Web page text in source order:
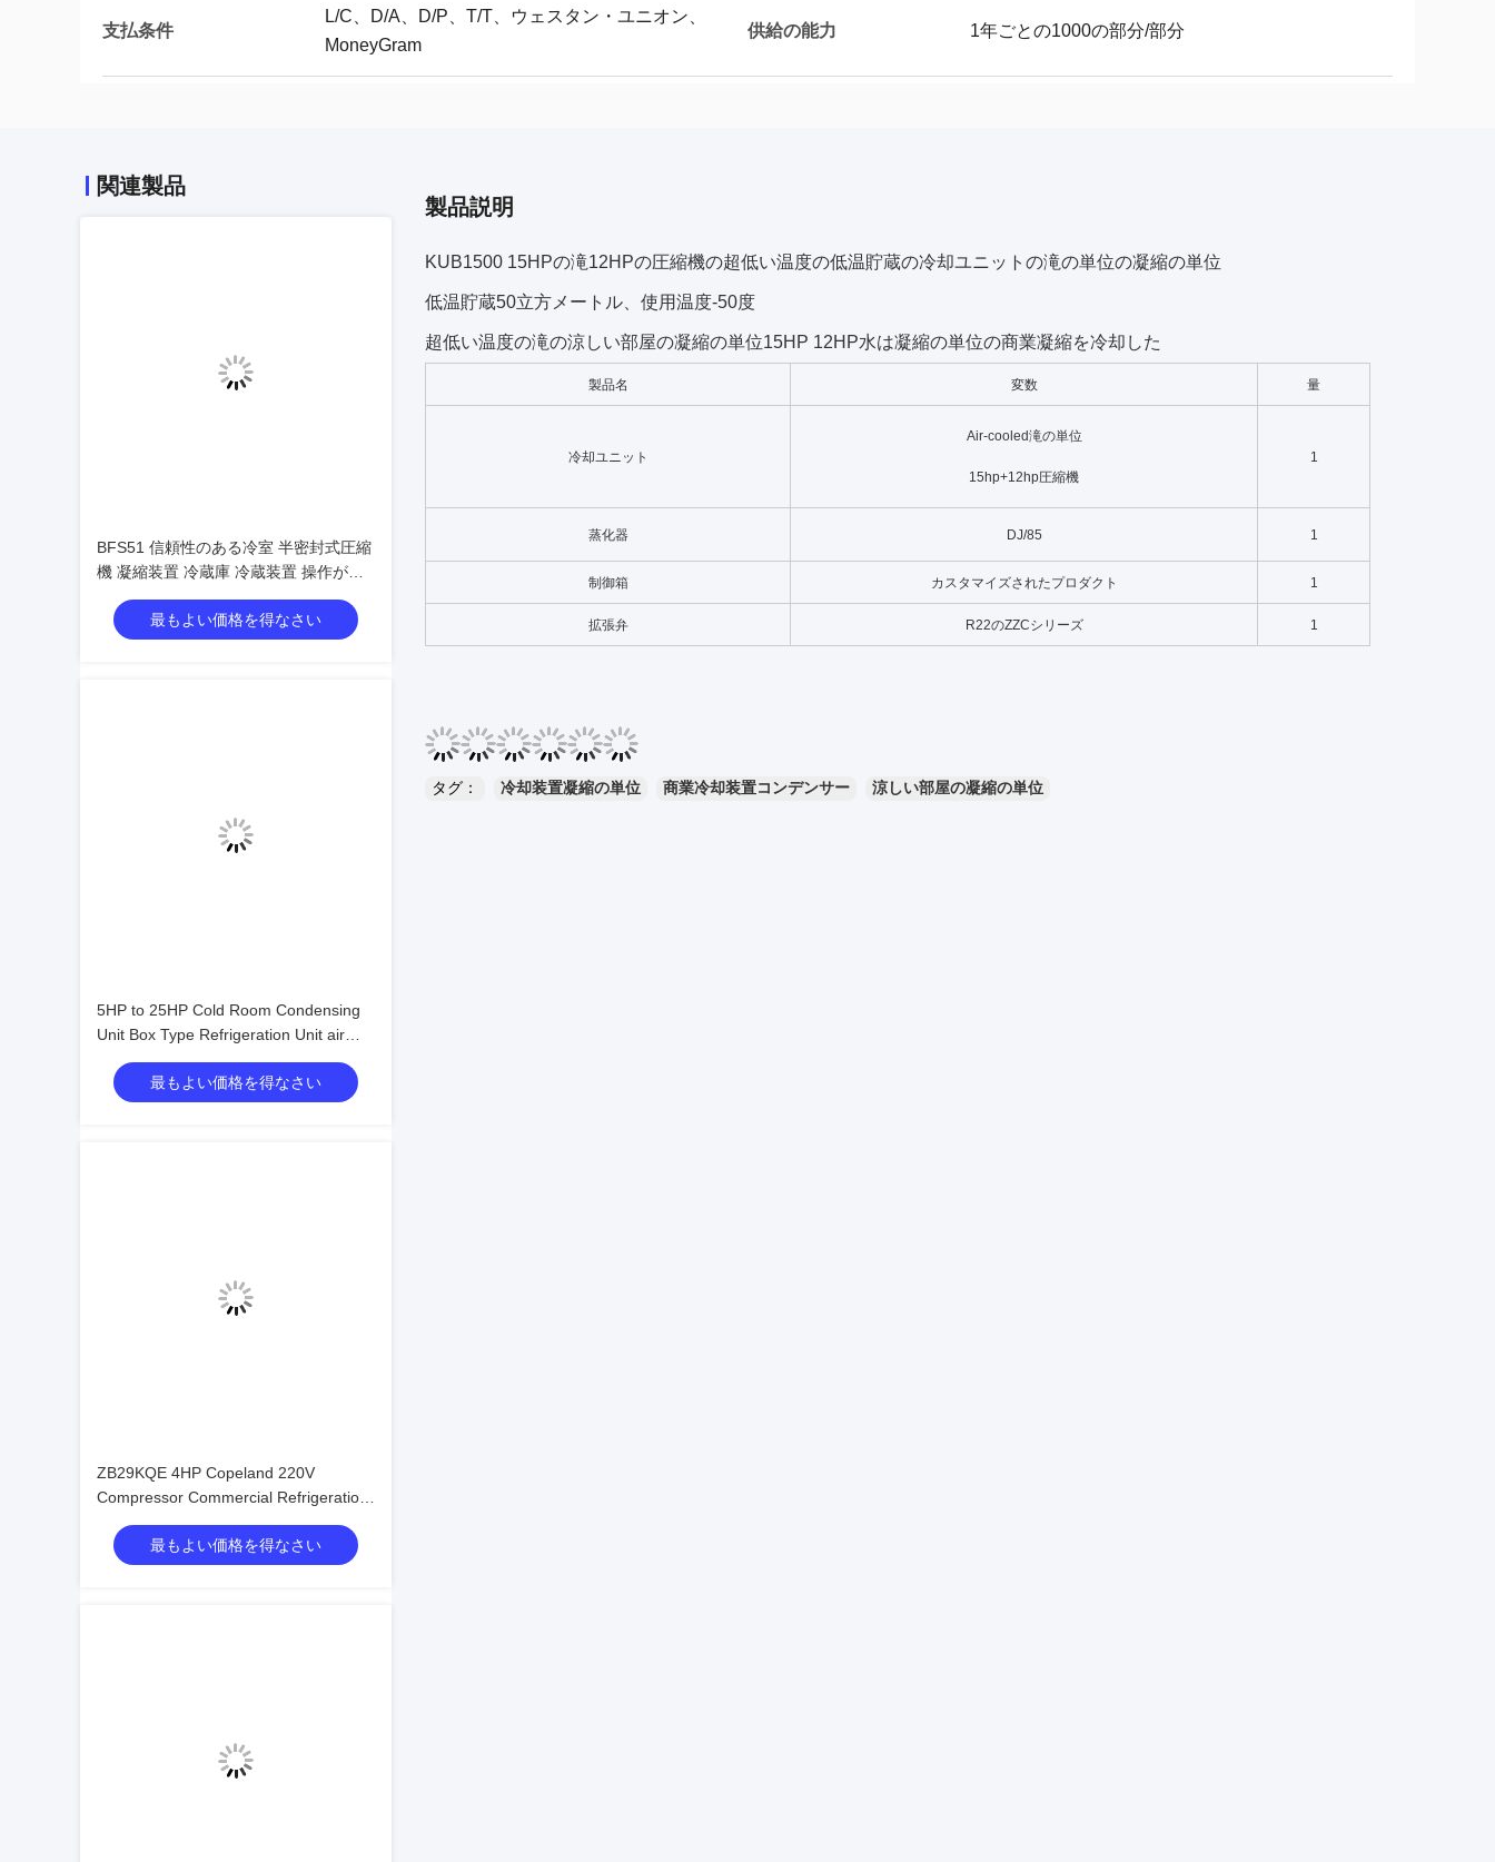
支払条件
L/C、D/A、D/P、T/T、ウェスタン・ユニオン、
MoneyGram
供給の能力 1年ごとの1000の部分/部分
関連製品
BFS51 信頼性のある冷室 半密封式圧縮
機 凝縮装置 冷蔵庫 冷蔵装置 操作が簡
最もよい価格を得なさい
5HP to 25HP Cold Room Condensing
Unit Box Type Refrigeration Unit air
Cooled Condensing Low-noise
Refrigeration Unit
最もよい価格を得なさい
ZB29KQE 4HP Copeland 220V
Compressor Commercial Refrigeration
Condensing Unit air Cooled Condenser
Unit for Cold Room
最もよい価格を得なさい
製品説明
KUB1500 15HPの滝12HPの圧縮機の超低い温度の低温貯蔵の冷却ユニットの滝の単位の凝縮の単位
低温貯蔵50立方メートル、使用温度-50度
超低い温度の滝の涼しい部屋の凝縮の単位15HP 12HP水は凝縮の単位の商業凝縮を冷却した
製品名 変数 量
冷却ユニット
Air-cooled滝の単位
15hp+12hp圧縮機
1
蒸化器 DJ/85 1
制御箱 カスタマイズされたプロダクト 1
拡張弁 R22のZZCシリーズ 1
タグ： 冷却装置凝縮の単位 商業冷却装置コンデンサー 涼しい部屋の凝縮の単位